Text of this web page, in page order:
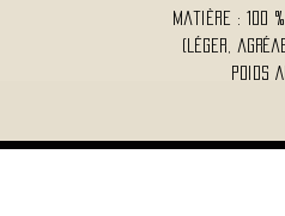
Matière : 100
(léger,
Poids